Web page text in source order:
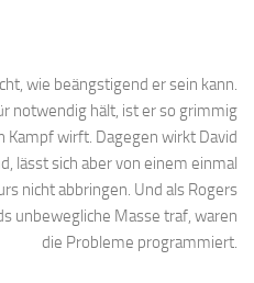
wie beängstigend er sein kann.
notwendig hält, ist er so grimmig
Kampf wirft. Dagegen wirkt David
lässt sich aber von einem einmal
nicht abbringen. Und als Rogers
unbewegliche Masse traf, waren
die Probleme programmiert.